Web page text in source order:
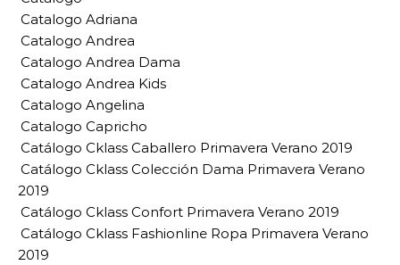
Catalogo Adriana
Catalogo Andrea
Catalogo Andrea Dama
Catalogo Andrea Kids
Catalogo Angelina
Catalogo Capricho
Catálogo Cklass Caballero Primavera Verano 2019
Catálogo Cklass Colección Dama Primavera Verano
2019
Catálogo Cklass Confort Primavera Verano 2019
Catálogo Cklass Fashionline Ropa Primavera Verano
2019